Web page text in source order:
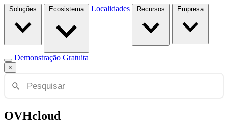
Ecosistema Localidades Empresa
Demonstração Gratuita
×
OVHcloud